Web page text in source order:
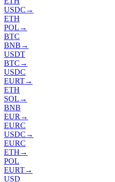
USDC →
ETH
POL →
BTC
BNB →
USDT
BTC →
USDC
EURT→
ETH
SOL →
BNB
EUR →
EURC
USDC →
EURC
ETH →
POL
EURT→
USD